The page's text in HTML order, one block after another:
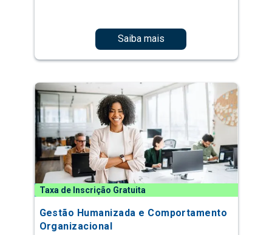
Saiba mais
Taxa de Inscrição Gratuita
Gestão Humanizada e Comportamento
Organizacional